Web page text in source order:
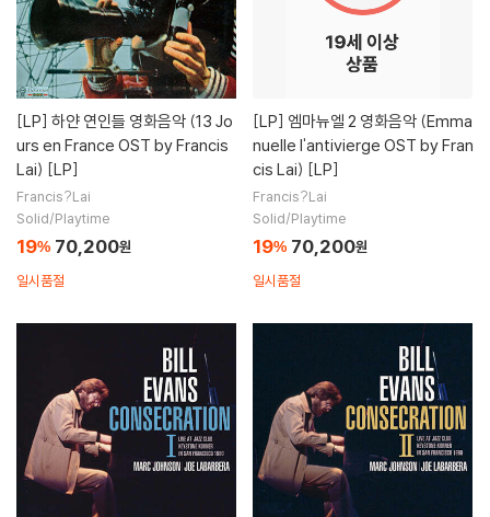
[LP] 하얀 연인들 영화음악 (13 Jo
urs en France OST by Francis
Lai) [LP]
Francis?Lai
Solid/Playtime
19% 70,200원
일시품절
[LP] 엠마뉴엘 2 영화음악 (Emma
nuelle l'antivierge OST by Fran
cis Lai) [LP]
Francis?Lai
Solid/Playtime
19% 70,200원
일시품절